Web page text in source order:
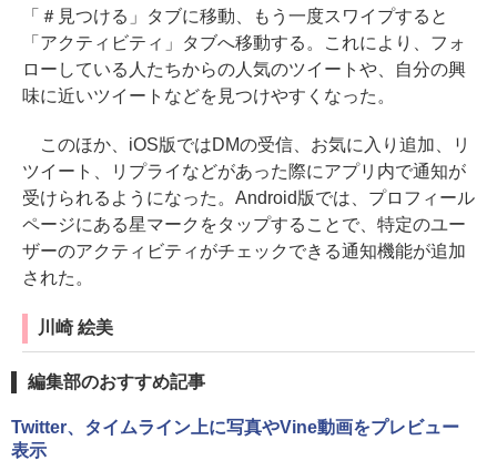
「＃見つける」タブに移動、もう一度スワイプすると
「アクティビティ」タブへ移動する。これにより、フォ
ローしている人たちからの人気のツイートや、自分の興
味に近いツイートなどを見つけやすくなった。
このほか、iOS版ではDMの受信、お気に入り追加、リ
ツイート、リプライなどがあった際にアプリ内で通知が
受けられるようになった。Android版では、プロフィール
ページにある星マークをタップすることで、特定のユー
ザーのアクティビティがチェックできる通知機能が追加
された。
川崎 絵美
編集部のおすすめ記事
Twitter、タイムライン上に写真やVine動画をプレビュー
表示